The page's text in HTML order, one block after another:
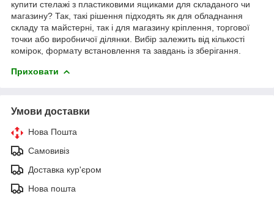
купити стелажі з пластиковими ящиками для складаного чи
магазину? Так, такі рішення підходять як для обладнання
складу та майстерні, так і для магазину кріплення, торгової
точки або виробничої ділянки. Вибір залежить від кількості
комірок, формату встановлення та завдань із зберігання.
Приховати
Умови доставки
Нова Пошта
Самовивіз
Доставка кур'єром
Нова пошта